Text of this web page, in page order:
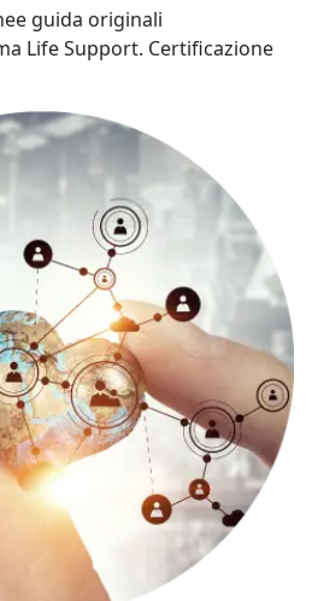
guida originali
Life Support. Certificazione